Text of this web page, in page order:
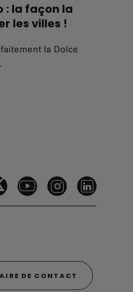
: la façon la
les villes !
la Dolce
DE CONTACT